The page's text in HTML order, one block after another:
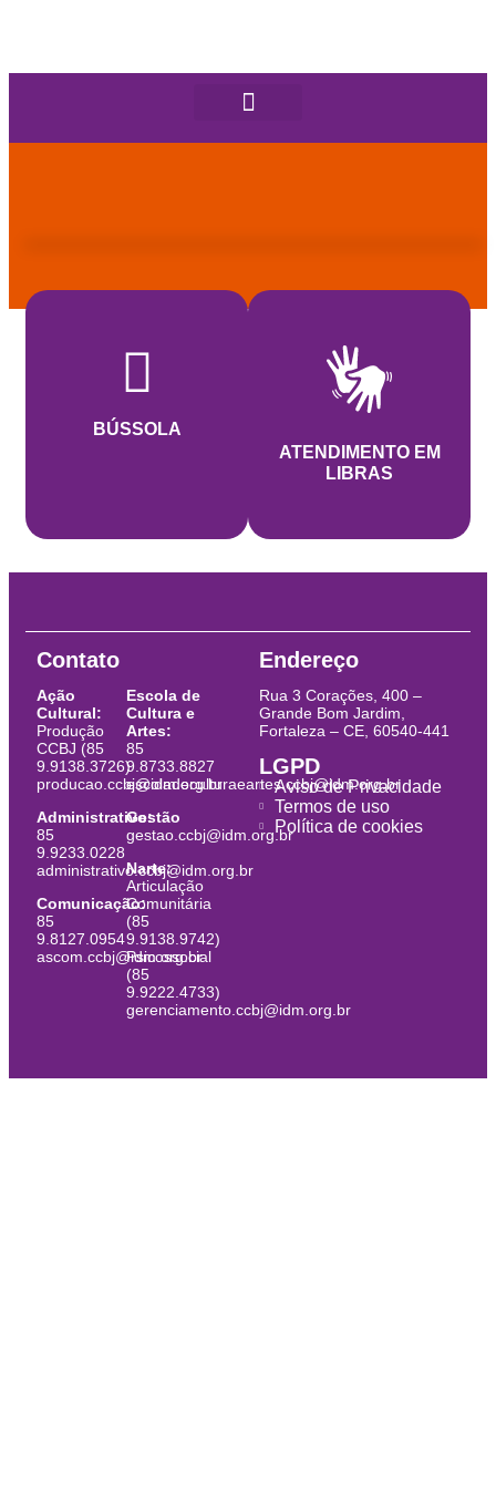
BÚSSOLA
ATENDIMENTO EM
LIBRAS
Contato
Ação
Cultural:
Produção
CCBJ (85
9.9138.3726)
producao.ccbj@idm.org.br
Administrativo:
85
9.9233.0228
administrativo.ccbj@idm.org.br
Comunicação:
85
9.8127.0954
ascom.ccbj@idm.org.br
Escola de
Cultura e
Artes:
85
9.8733.8827
escoladeculturaeartes.ccbj@idm.org.br
Gestão
gestao.ccbj@idm.org.br
Narte:
Articulação
Comunitária
(85
9.9138.9742)
Psicossocial
(85
9.9222.4733)
gerenciamento.ccbj@idm.org.br
Endereço
Rua 3 Corações, 400 –
Grande Bom Jardim,
Fortaleza – CE, 60540-441
LGPD
Aviso de Privacidade
Termos de uso
Política de cookies